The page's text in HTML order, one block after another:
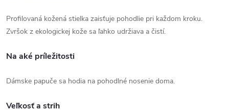
Profilovaná kožená stielka zaisťuje pohodlie pri každom kroku.
Zvršok z ekologickej kože sa ľahko udržiava a čistí.
Na aké príležitosti
Dámske papuče sa hodia na pohodlné nosenie doma.
Veľkosť a strih